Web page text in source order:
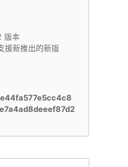
版本
新推出的新版